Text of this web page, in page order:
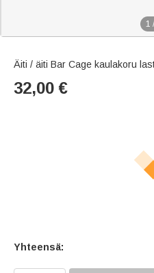
1 /
Äiti / äiti Bar Cage kaulakoru
32,00 €
Yhteensä: